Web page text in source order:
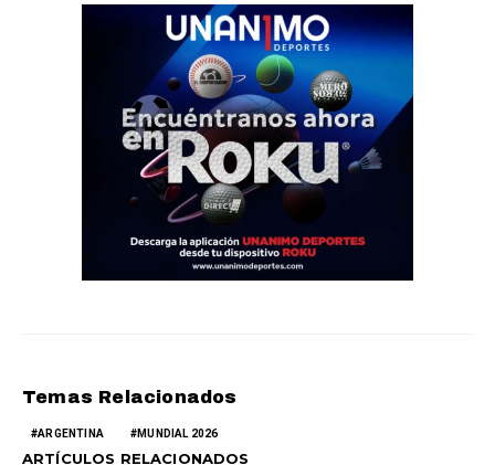
Temas Relacionados
ARGENTINA MUNDIAL 2026
ARTÍCULOS RELACIONADOS